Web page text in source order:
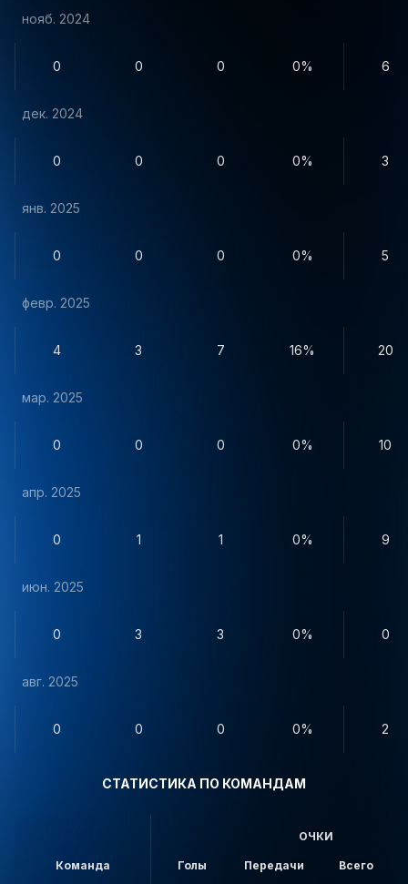
нояб. 2024
0 0 0 0% 6
дек. 2024
0 0 0 0% 3
янв. 2025
0 0 0 0% 5
февр. 2025
4 3 7 16% 20
мар. 2025
0 0 0 0% 10
апр. 2025
0 1 1 0% 9
июн. 2025
0 3 3 0% 0
авг. 2025
0 0 0 0% 2
СТАТИСТИКА ПО КОМАНДАМ
Команда
ОЧКИ
Голы Передачи Всего